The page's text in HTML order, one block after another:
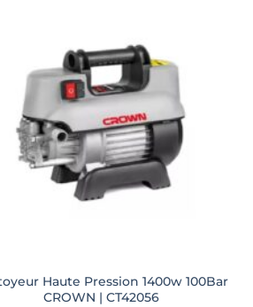
Haute Pression 1400w 100Bar
CROWN | CT42056